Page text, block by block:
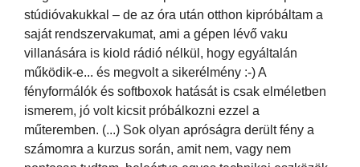
stúdióvakukkal – de az óra után otthon kipróbáltam a
saját rendszervakumat, ami a gépen lévő vaku
villanására is kiold rádió nélkül, hogy egyáltalán
működik-e... és megvolt a sikerélmény :-) A
fényformálók és softboxok hatását is csak elméletben
ismerem, jó volt kicsit próbálkozni ezzel a
műteremben. (...) Sok olyan apróságra derült fény a
számomra a kurzus során, amit nem, vagy nem